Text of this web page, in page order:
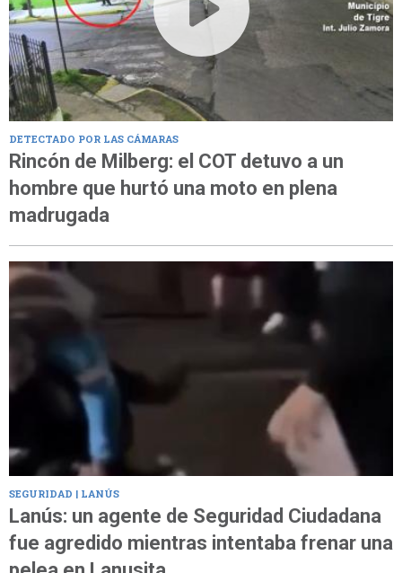
DETECTADO POR LAS CÁMARAS
Rincón de Milberg: el COT detuvo a un
hombre que hurtó una moto en plena
madrugada
SEGURIDAD | LANÚS
Lanús: un agente de Seguridad Ciudadana
fue agredido mientras intentaba frenar una